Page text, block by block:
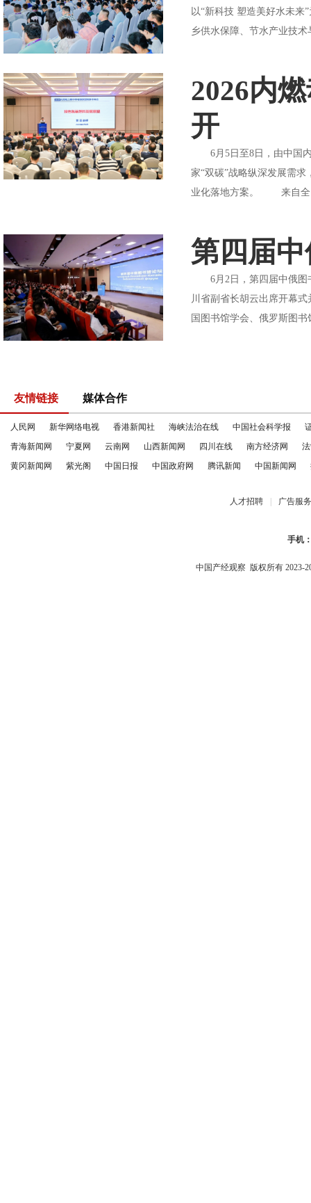
以“新科技 塑造美好水未来
乡供水保障、节水产业技
2026内
开
6月5日至8日，由中国内
家“双碳”战略纵深发展需
业化落地方案。 来自全
第四届
6月2日，第四届中俄图书
川省副省长胡云出席开幕
国图书馆学会、俄罗斯图
友情链接 媒体合作
人民网 新华网络电视 香港新闻社 海峡法治在线 中国社会科学报
青海新闻网
宁夏网 云南网 山西新闻网 四川在线 南方经济网
黄冈新闻网
紫光阁 中国日报 中国政府网 腾讯新闻 中国新闻网
人才招聘 广告服务
手机
中国产经观察 版权所有 2023-